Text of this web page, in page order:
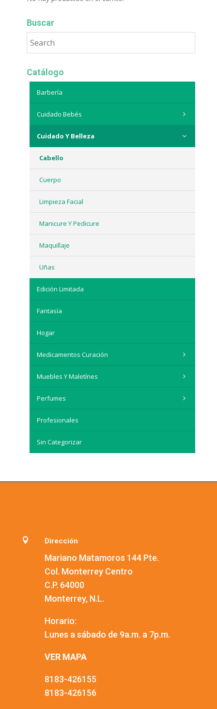
Buscar
Catálogo
Barbería
Cuidado Bebés
Cuidado Y Belleza
Cabello
Cuerpo
Limpieza Facial
Manicure Y Pedicure
Maquillaje
Uñas
Edición Limitada
Fantasía
Hogar
Medicamentos Curación
Muebles Y Maletínes
Perfumes
Profesionales
Sin Categorizar
 Dirección
Mariano Matamoros 144 Pte.
Col. Monterrey Centro
C.P. 64000
Monterrey, N.L.
Horario:
Lunes a sábado de 9a.m. a 7p.m.
VER MAPA
8183-426155
8183-426156